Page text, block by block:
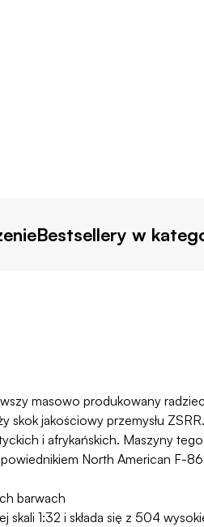
Bestsellery w
masowo produkowany
skok jakościowy przemysłu
i afrykańskich. Maszyny
North American F-86
barwach
skali 1:32 i składa się z 504